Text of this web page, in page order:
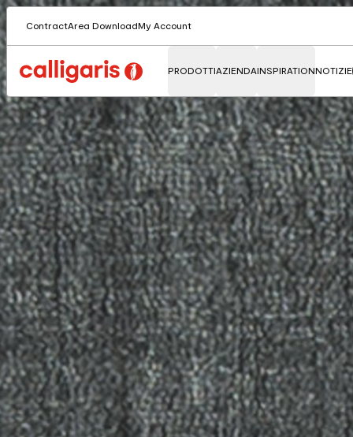
ContractArea DownloadMy Account
PRODOTTIAZIENDAINSPIRATIONNOTIZIE